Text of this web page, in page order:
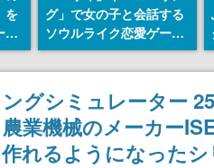
を
ス
体
ル
な
グ」で女の子と会話する
ソウルライク恋愛ゲーム
『小早川さんはソウルラ
イク』無料公開。返事に
DIED」
ングシミュレーター
業機械のメーカー
れるようになった